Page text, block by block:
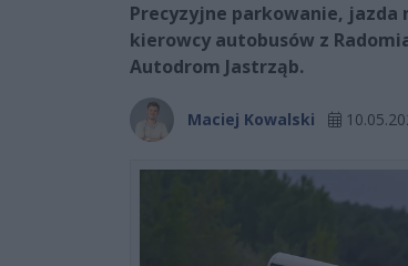
Precyzyjne parkowanie, jazda
kierowcy autobusów z
Autodrom Jastrząb.
Maciej Kowalski